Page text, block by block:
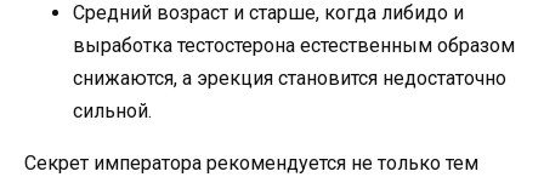
Средний возраст и старше, когда либидо и
выработка тестостерона естественным образом
снижаются, а эрекция становится недостаточно
сильной.
Секрет императора рекомендуется не только тем